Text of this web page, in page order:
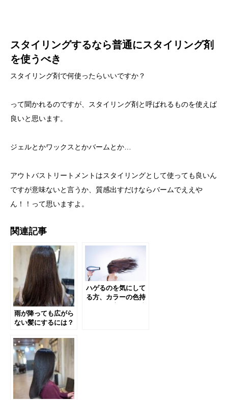
スタイリングするなら普通にスタイリング剤
を使うべき
スタイリング剤で何使ったらいいですか？
って聞かれるのですが、スタイリング剤と呼ばれるものを使えば
良いと思います。
ジェルとかワックスとかバームとか…
アウトバストリートメントはスタイリングとして使っても良いん
ですが意味ないと言うか、質感出すだけならバームでええや
ん！！って思いますよ。
関連記事
雨が降っても広がら
ない髪にするには？
ハゲるのを気にして
る方、カラーの色持